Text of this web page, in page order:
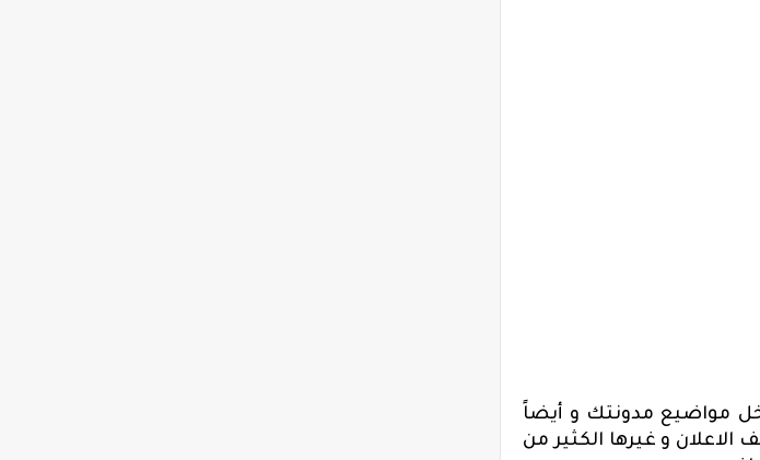
مواضيع مدونتك و أيضاً
و غيرها الكثير من